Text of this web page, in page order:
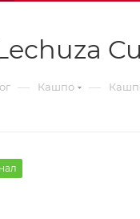
— Кашпо —